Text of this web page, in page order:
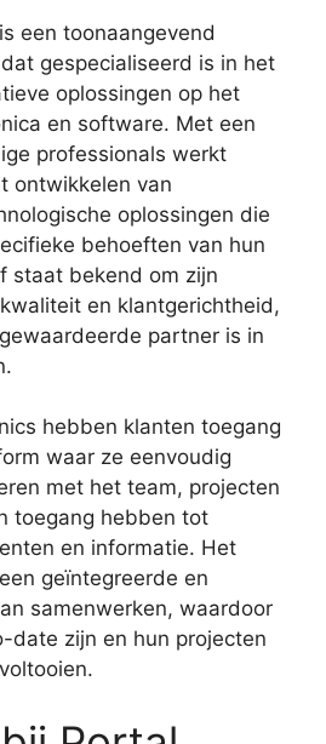
een toonaangevend
gespecialiseerd is in het
oplossingen op het
en software. Met een
professionals werkt
ontwikkelen van
oplossingen die
behoeften van hun
staat bekend om zijn
en klantgerichtheid,
partner is in
hebben klanten toegang
waar ze eenvoudig
met het team, projecten
toegang hebben tot
en informatie. Het
geïntegreerde en
samenwerken, waardoor
date zijn en hun projecten